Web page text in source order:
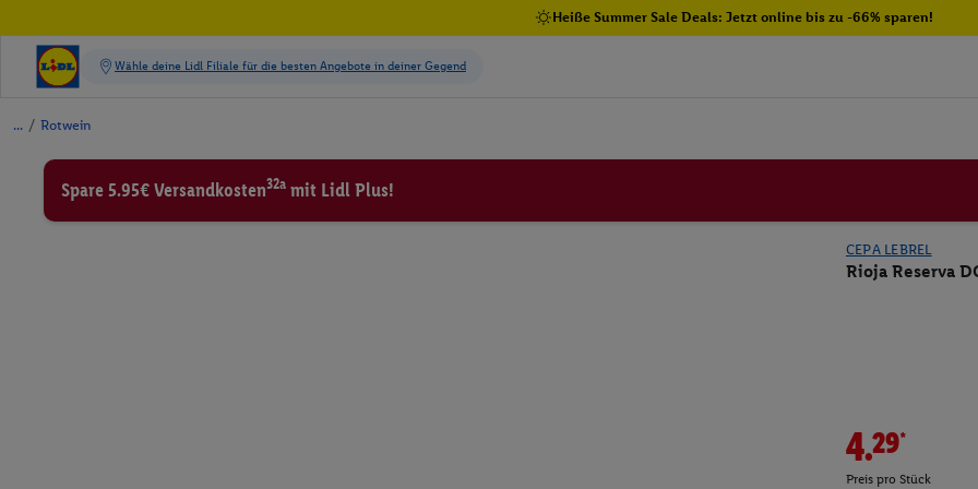
Heiße Summer Sale Deals: Jetzt online bis zu -66% sparen!
/ Rotwein
Spare 5.95€ Versandkosten32a mit Lidl Plus!
CEPA LEBREL
Rioja Reserva
4.29*
Preis pro Stück